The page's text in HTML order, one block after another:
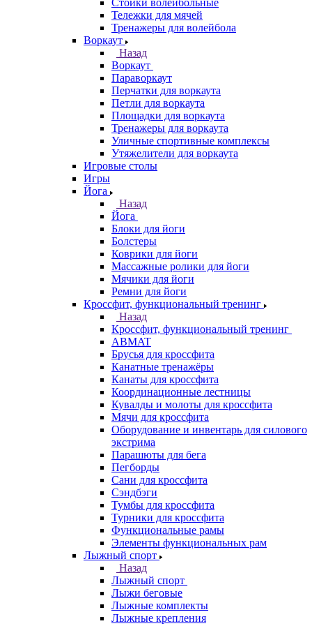
Стойки волейбольные
Тележки для мячей
Тренажеры для волейбола
Воркаут
Назад
Воркаут
Параворкаут
Перчатки для воркаута
Петли для воркаута
Площадки для воркаута
Тренажеры для воркаута
Уличные спортивные комплексы
Утяжелители для воркаута
Игровые столы
Игры
Йога
Назад
Йога
Блоки для йоги
Болстеры
Коврики для йоги
Массажные ролики для йоги
Мячики для йоги
Ремни для йоги
Кроссфит, функциональный тренинг
Назад
Кроссфит, функциональный тренинг
ABMAT
Брусья для кроссфита
Канатные тренажёры
Канаты для кроссфита
Координационные лестницы
Кувалды и молоты для кроссфита
Мячи для кроссфита
Оборудование и инвентарь для силового
экстрима
Парашюты для бега
Пегборды
Сани для кроссфита
Сэндбэги
Тумбы для кроссфита
Турники для кроссфита
Функциональные рамы
Элементы функциональных рам
Лыжный спорт
Назад
Лыжный спорт
Лыжи беговые
Лыжные комплекты
Лыжные крепления